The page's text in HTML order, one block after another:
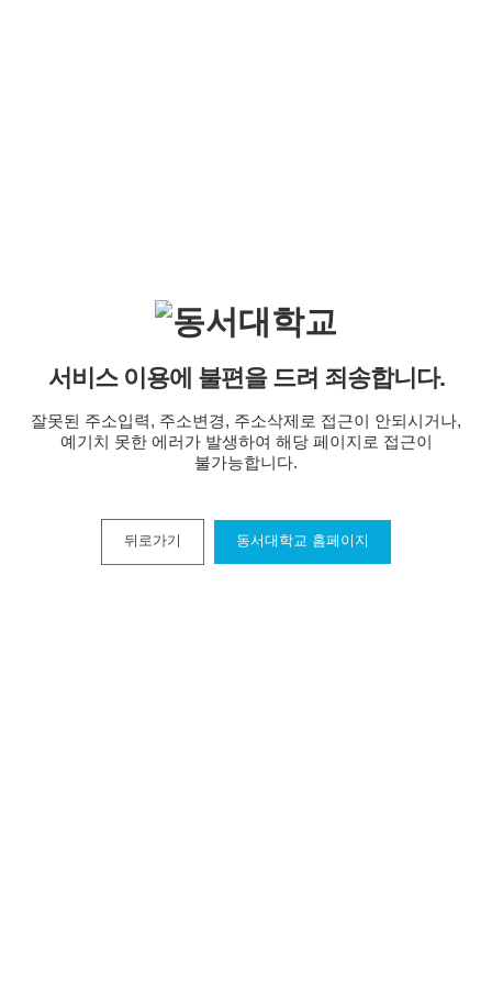
서비스 이용에 불편을 드려 죄송합니다.
잘못된 주소입력, 주소변경, 주소삭제로 접근이 안되시거나,
예기치 못한 에러가 발생하여 해당 페이지로 접근이
불가능합니다.
뒤로가기 동서대학교 홈페이지